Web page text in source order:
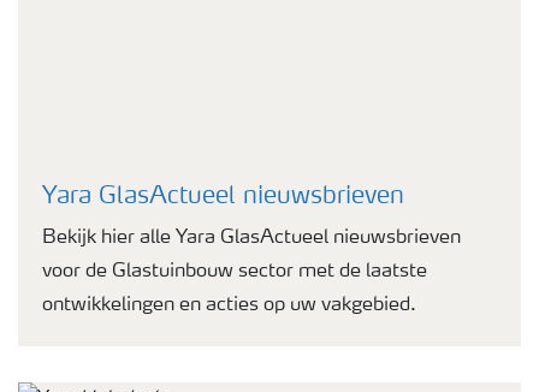
Yara GlasActueel nieuwsbrieven
Bekijk hier alle Yara GlasActueel nieuwsbrieven
voor de Glastuinbouw sector met de laatste
ontwikkelingen en acties op uw vakgebied.